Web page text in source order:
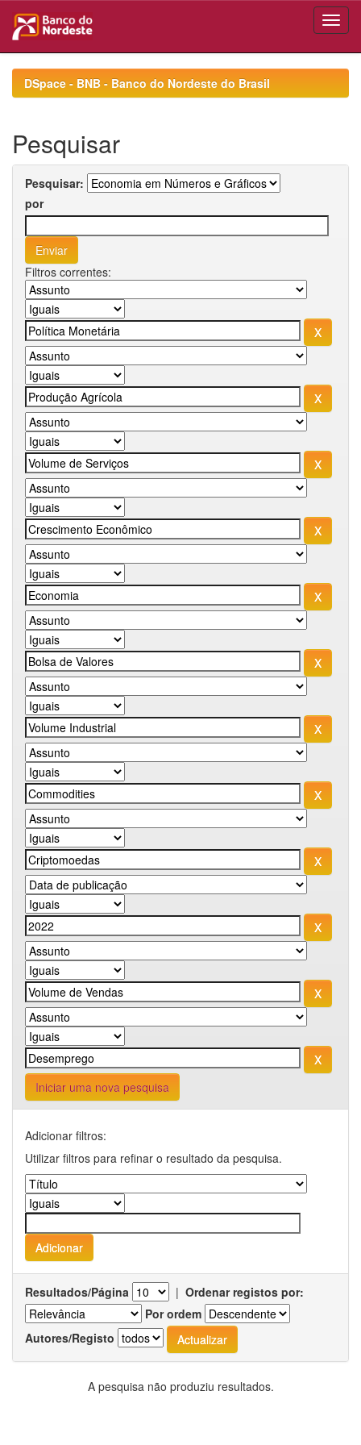
navigationDSpace - BNB - Banco do Nordeste do Brasil
Pesquisar
Pesquisar:
por
Filtros correntes:
Iniciar uma nova pesquisa
Adicionar filtros:
Utilizar filtros para refinar o resultado da pesquisa.
Resultados/Página | Ordenar registos por:
Por ordem
Autores/Registo
A pesquisa não produziu resultados.